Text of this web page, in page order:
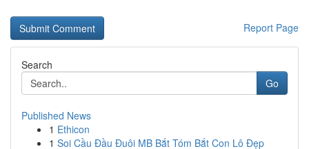
Report Page
Search
Go
Published News
1 Ethicon
1 Soi Cầu Đầu Đuôi MB Bắt Tóm Bắt Con Lô Đẹp